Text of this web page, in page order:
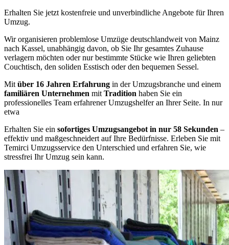
Erhalten Sie jetzt kostenfreie und unverbindliche Angebote für Ihren
Umzug.
Wir organisieren problemlose Umzüge deutschlandweit von Mainz
nach Kassel, unabhängig davon, ob Sie Ihr gesamtes Zuhause
verlagern möchten oder nur bestimmte Stücke wie Ihren geliebten
Couchtisch, den soliden Esstisch oder den bequemen Sessel.
Mit über 16 Jahren Erfahrung in der Umzugsbranche und einem
familiären Unternehmen mit Tradition haben Sie ein
professionelles Team erfahrener Umzugshelfer an Ihrer Seite. In nur
etwa
Erhalten Sie ein sofortiges Umzugsangebot in nur 58 Sekunden –
effektiv und maßgeschneidert auf Ihre Bedürfnisse. Erleben Sie mit
Temirci Umzugsservice den Unterschied und erfahren Sie, wie
stressfrei Ihr Umzug sein kann.